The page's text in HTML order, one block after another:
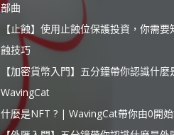
部曲
【止蝕】使用止蝕位保護投資，你需
蝕技巧
【加密貨幣入門】五分鐘帶你認識什
WavingCat
什麼是NFT ? | WavingCat帶你由0開